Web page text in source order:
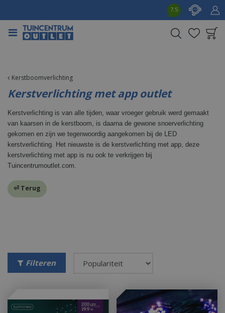
Kerstboomverlichting
7.5
Kerstverlichting met app outlet
Kerstverlichting is van alle tijden, waar vroeger gebruik werd gemaakt
van kaarsen in de kerstboom, is daarna de gewone snoerverlichting
gekomen en zijn we tegenwoordig aangekomen bij de LED
kerstverlichting. Het nieuwste is de kerstverlichting met app, deze
kerstverlichting met app is nu ook te verkrijgen bij
Tuincentrumoutlet.com.
⏎ Terug
Filteren